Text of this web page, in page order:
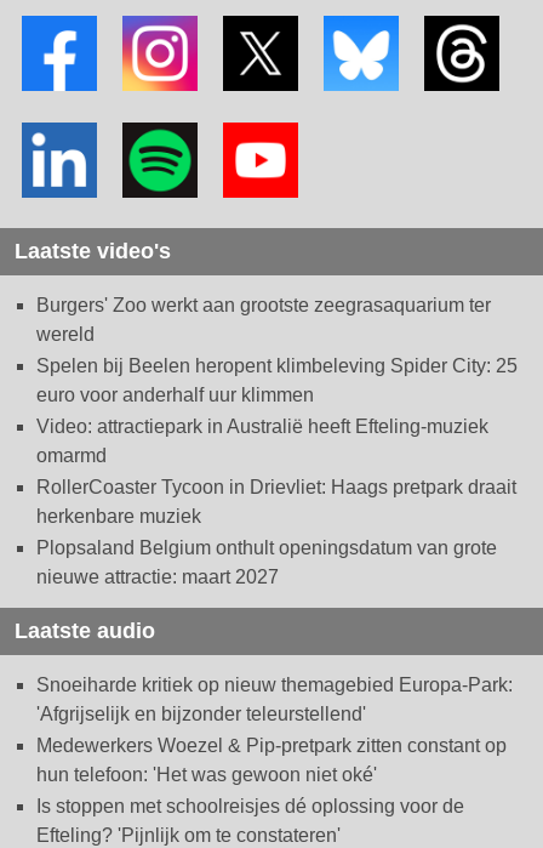
Laatste video's
Burgers' Zoo werkt aan grootste zeegrasaquarium ter
wereld
Spelen bij Beelen heropent klimbeleving Spider City: 25
euro voor anderhalf uur klimmen
Video: attractiepark in Australië heeft Efteling-muziek
omarmd
RollerCoaster Tycoon in Drievliet: Haags pretpark draait
herkenbare muziek
Plopsaland Belgium onthult openingsdatum van grote
nieuwe attractie: maart 2027
Laatste audio
Snoeiharde kritiek op nieuw themagebied Europa-Park:
'Afgrijselijk en bijzonder teleurstellend'
Medewerkers Woezel & Pip-pretpark zitten constant op
hun telefoon: 'Het was gewoon niet oké'
Is stoppen met schoolreisjes dé oplossing voor de
Efteling? 'Pijnlijk om te constateren'